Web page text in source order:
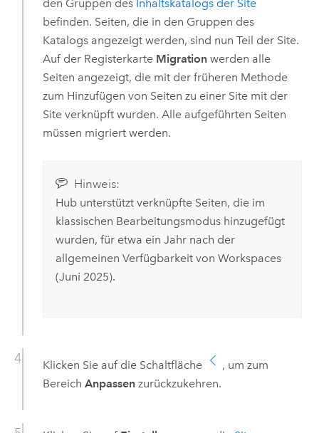
den Gruppen des Inhaltskatalogs der Site
befinden. Seiten, die in den Gruppen des
Katalogs angezeigt werden, sind nun Teil der Site.
Auf der Registerkarte Migrationwerden alle
Seiten angezeigt, die mit der früheren Methode
zum Hinzufügen von Seiten zu einer Site mit der
Site verknüpft wurden. Alle aufgeführten Seiten
müssen migriert werden.
Hinweis:
Hubunterstützt verknüpfte Seiten, die im
klassischen Bearbeitungsmodus hinzugefügt
wurden, für etwa ein Jahr nach der
allgemeinen Verfügbarkeit von Workspaces
(Juni 2025).
Klicken Sie auf die Schaltfläche
, um zum
Bereich Anpassenzurückzukehren.